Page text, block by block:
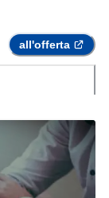
all'offerta